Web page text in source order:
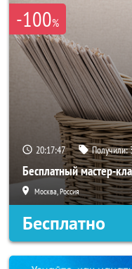
-100%
20:17:45 Получили:
Бесплатный мастер-
Москва, Россия
Бесплатно